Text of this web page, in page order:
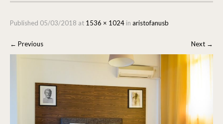
Published 05/03/2018 at 1536 × 1024 in aristofanusb
← Previous Next →